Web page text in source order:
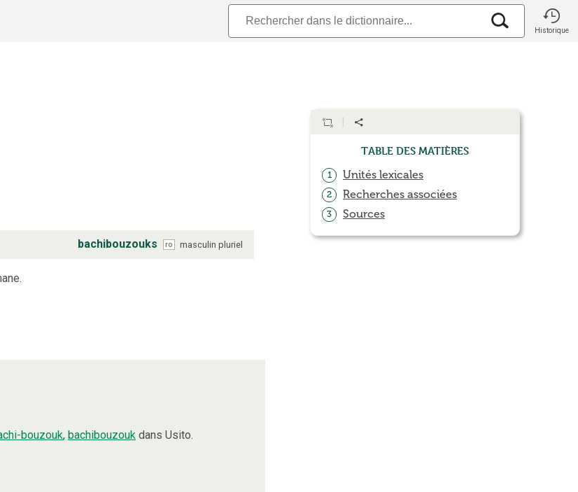
Historique
bachibouzouks ro masculin pluriel
bouzouk, bachibouzouk dans Usito.
Table des matières
1 Unités lexicales
2 Recherches associées
3 Sources